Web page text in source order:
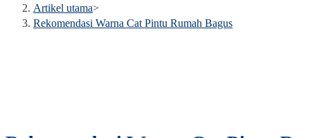
Artikel utama>
Rekomendasi Warna Cat Pintu Rumah Bagus